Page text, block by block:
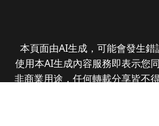
本頁面由AI生成，可能會發生錯
使用本AI生成內容服務即表示您
非商業用途，任何轉載分享皆不